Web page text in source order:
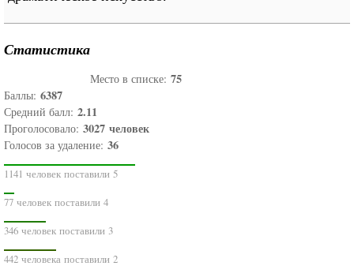
Статистика
Место в списке: 75
Баллы: 6387
Средний балл: 2.11
Проголосовало: 3027 человек
Голосов за удаление: 36
1141 человек поставили 5
77 человек поставили 4
346 человек поставили 3
442 человека поставили 2